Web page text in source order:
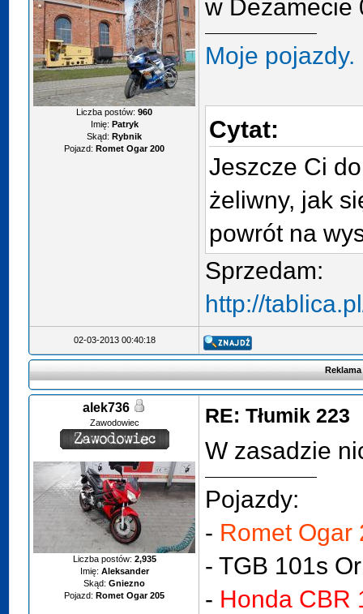
Liczba postów:960
Imię: Patryk
Skąd: Rybnik
Pojazd: Romet Ogar 200
w Dezamecie
Moje pojazdy.
Cytat:
Jeszcze Ci
żeliwny, jak
powrót na
Sprzedam:
http://
02-03-2013 00:40:18
Reklama
alek736
Zawodowiec
Liczba postów: 2,935
Imię: Aleksander
Skąd: Gniezno
Pojazd: Romet Ogar 205
RE: Tłumik 223
W zasadzie
Pojazdy:
- Romet Ogar
-TGB 101s
- Honda CBR